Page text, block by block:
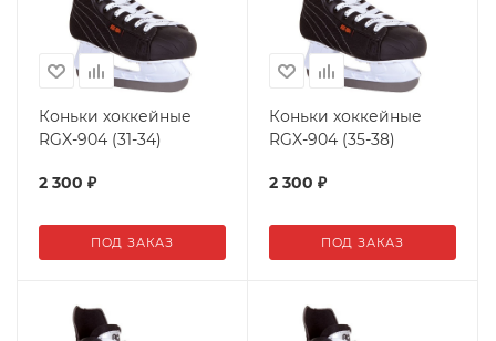
Коньки хоккейные
RGX-904 (31-34)
2 300 ₽
ПОД ЗАКАЗ
Коньки хоккейные
RGX-904 (35-38)
2 300 ₽
ПОД ЗАКАЗ